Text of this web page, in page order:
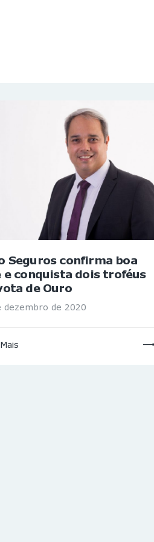
Seguros confirma boa
e conquista dois troféus
de Ouro
dezembro de 2020